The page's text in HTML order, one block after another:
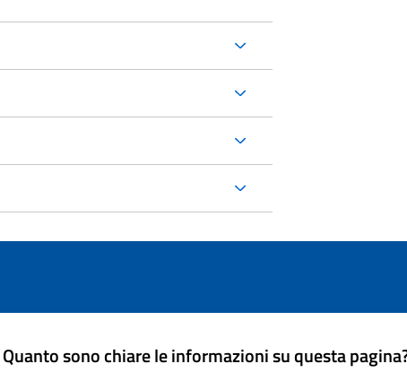
Quanto sono chiare le informazioni su questa